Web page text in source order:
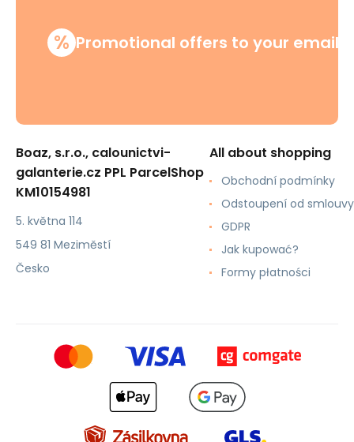
% Promotional offers to your email
Boaz, s.r.o., calounictvi-
galanterie.cz PPL ParcelShop
KM10154981
5. května 114
549 81 Meziměstí
Česko
All about shopping
Obchodní podmínky
Odstoupení od smlouvy
GDPR
Jak kupować?
Formy płatności